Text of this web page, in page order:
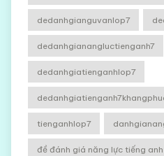
dedanhgianguvanlop7
dedanhgianangluctienganh7
dedanhgiatienganhlop7
tienganhlop7
đề đánh giá năng lực tiếng anh